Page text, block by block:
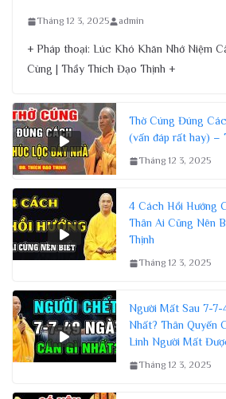
Tháng 12 3, 2025 admin
+ Pháp thoại: Lúc Khó Khăn Nhớ Niệm
Cùng | Thầy Thích Đạo Thịnh +
Thờ Cúng Đúng
(vấn đáp rất hay) –
Tháng 12 3, 2025
4 Cách Hồi Hướng
Thân Ai Cũng Nên
Thịnh
Tháng 12 3, 2025
Người Mất Sau 7-
Nhất? Thân Quyến
Linh Người Mất
Tháng 12 3, 2025